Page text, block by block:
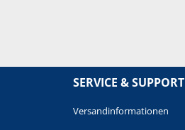
SERVICE & SUPPORT
Versandinformationen